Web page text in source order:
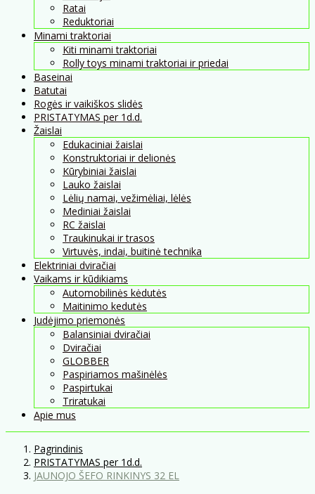
Ratai
Reduktoriai
Minami traktoriai
Kiti minami traktoriai
Rolly toys minami traktoriai ir priedai
Baseinai
Batutai
Rogės ir vaikiškos slidės
PRISTATYMAS per 1d.d.
Žaislai
Edukaciniai žaislai
Konstruktoriai ir delionės
Kūrybiniai žaislai
Lauko žaislai
Lėlių namai, vežimėliai, lėlės
Mediniai žaislai
RC žaislai
Traukinukai ir trasos
Virtuvės, indai, buitinė technika
Elektriniai dviračiai
Vaikams ir kūdikiams
Automobilinės kėdutės
Maitinimo kedutės
Judėjimo priemonės
Balansiniai dviračiai
Dviračiai
GLOBBER
Paspiriamos mašinėlės
Paspirtukai
Triratukai
Apie mus
Pagrindinis
PRISTATYMAS per 1d.d.
JAUNOJO ŠEFO RINKINYS 32 EL